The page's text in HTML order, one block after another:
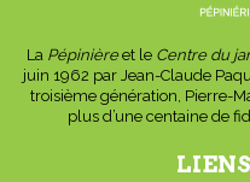
La Pépinièreet le Centre du
juin 1962 par Jean-Claude
troisième génération, Pierre-
plus d’une centaine de